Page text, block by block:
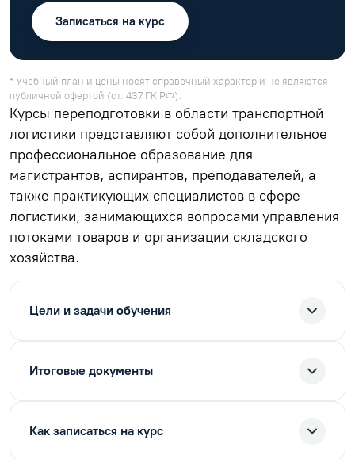
Записаться на курс
* Учебный план и цены носят справочный характер и не являются
публичной офертой (ст. 437 ГК РФ).
Курсы переподготовки в области транспортной
логистики представляют собой дополнительное
профессиональное образование для
магистрантов, аспирантов, преподавателей, а
также практикующих специалистов в сфере
логистики, занимающихся вопросами управления
потоками товаров и организации складского
хозяйства.
Цели и задачи обучения
Итоговые документы
Как записаться на курс